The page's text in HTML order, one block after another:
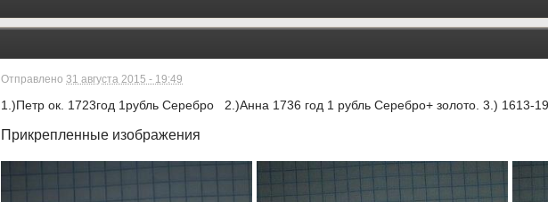
Отправлено31 августа 2015 - 19:49
1.)Петр ок. 1723год 1рубль Серебро 2.)Анна 1736 год 1 рубль Серебро+ золото. 3.) 1613-
Прикрепленные изображения